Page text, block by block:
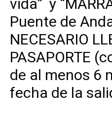
Puente de
NECESARIO
PASAPORTE
de al menos 6
fecha de la